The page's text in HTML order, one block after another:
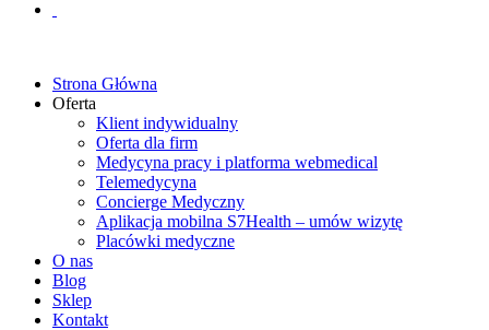
Strona Główna
Oferta
Klient indywidualny
Oferta dla firm
Medycyna pracy i platforma webmedical
Telemedycyna
Concierge Medyczny
Aplikacja mobilna S7Health – umów wizytę
Placówki medyczne
O nas
Blog
Sklep
Kontakt